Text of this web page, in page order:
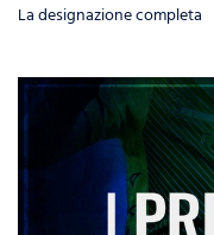
La designazione completa